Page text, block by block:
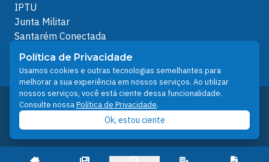
IPTU
Junta Militar
Santarém Conectada
Política de Privacidade
People illustrations by Storyset
Desenvolvido pelo Núcleo Técnico de Gestão de
Tecnologia da Informação - NTI
Prefeitura de Santarém © 2026
Política de Privacidade
Usamos cookies e outras tecnologias semelhantes para
melhorar a sua experiência em nossos serviços. Ao utilizar
nossos serviços, você está ciente dessa funcionalidade.
Consulte nossaPolítica de Privacidade.
Ok, estou ciente